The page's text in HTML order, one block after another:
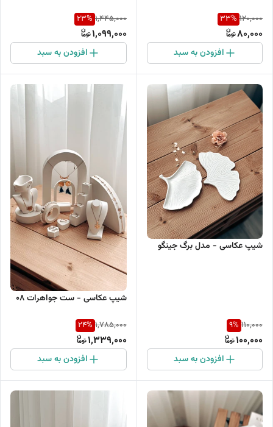
120,000
33%
80,000
افزودن به سبد
1,445,000
23%
1,099,000
افزودن به سبد
شیپ عکاسی - مدل برگ جینگو
110,000
9%
100,000
افزودن به سبد
شیپ عکاسی - ست جواهرات 08
1,785,000
24%
1,339,000
افزودن به سبد